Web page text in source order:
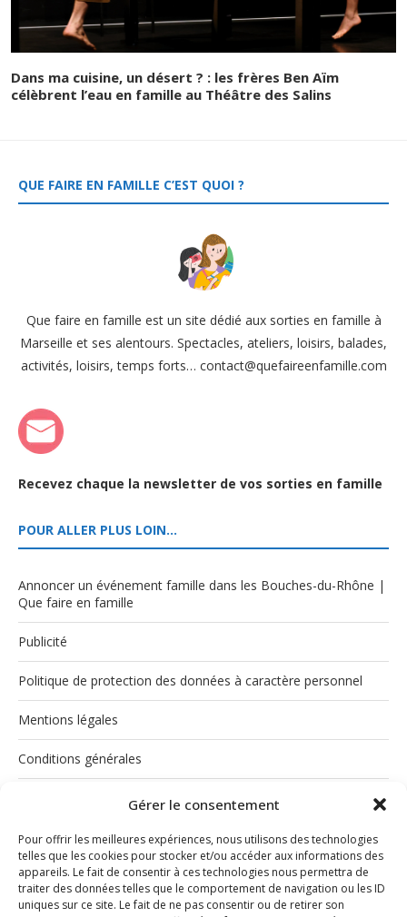
Gérer le consentement
Pour offrir les meilleures expériences, nous utilisons des technologies
telles que les cookies pour stocker et/ou accéder aux informations des
appareils. Le fait de consentir à ces technologies nous permettra de
traiter des données telles que le comportement de navigation ou les ID
uniques sur ce site. Le fait de ne pas consentir ou de retirer son
Dans ma cuisine, un désert ? : les frères Ben Aïm
célèbrent l’eau en famille au Théâtre des Salins
QUE FAIRE EN FAMILLE C’EST QUOI ?
Que faire en famille est un site dédié aux sorties en famille à
Marseille et ses alentours. Spectacles, ateliers, loisirs, balades,
activités, loisirs, temps forts… contact@quefaireenfamille.com
Recevez chaque la newsletter de vos sorties en famille
POUR ALLER PLUS LOIN…
Annoncer un événement famille dans les Bouches-du-Rhône |
Que faire en famille
Publicité
Politique de protection des données à caractère personnel
Mentions légales
Conditions générales
Politique de cookies (UE)